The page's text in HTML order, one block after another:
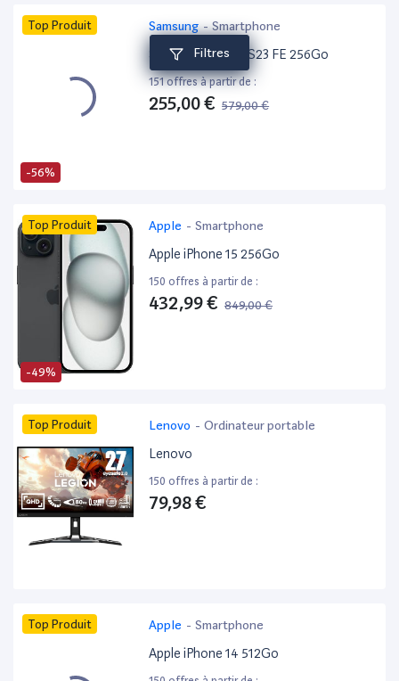
Filtres
-56%
Top Produit Samsung- Smartphone
Samsung Galaxy S23 FE 256Go
151 offres à partir de :
255,00 € 579,00 €
-49%
Top Produit Apple - Smartphone
Apple iPhone 15 256Go
150 offres à partir de :
432,99 € 849,00 €
Top Produit Lenovo - Ordinateur portable
Lenovo
150 offres à partir de :
79,98 €
Top Produit Apple - Smartphone
Apple iPhone 14 512Go